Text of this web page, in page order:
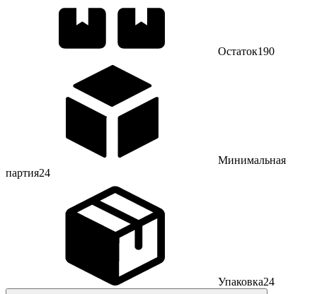
Остаток190
Минимальная
партия24
Упаковка24